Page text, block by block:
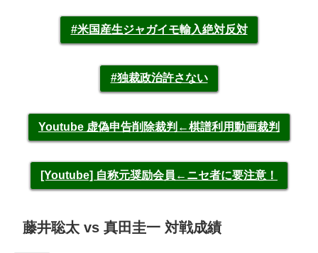
#米国産生ジャガイモ輸入絶対反対
#独裁政治許さない
Youtube 虚偽申告削除裁判←棋譜利用動画裁判
[Youtube] 自称元奨励会員←ニセ者に要注意！
藤井聡太 vs 真田圭一 対戦成績